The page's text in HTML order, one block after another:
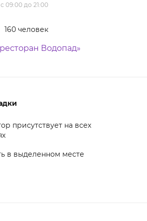
09:00 до 21:00
160 человек
Водопад»
присутствует на всех
в выделенном месте